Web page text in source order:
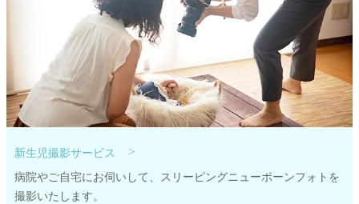
新生児撮影サービス >
病院やご自宅にお伺いして、スリーピングニューボーンフォトを
撮影いたします。